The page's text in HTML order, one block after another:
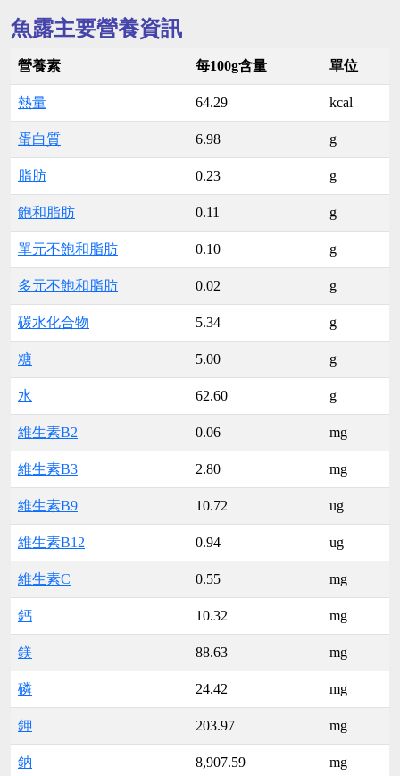
魚露主要營養資訊
營養素 每100g含量 單位
熱量 64.29 kcal
蛋白質 6.98 g
脂肪 0.23 g
飽和脂肪 0.11 g
單元不飽和脂肪 0.10 g
多元不飽和脂肪 0.02 g
碳水化合物 5.34 g
糖 5.00 g
水 62.60 g
維生素B2 0.06 mg
維生素B3 2.80 mg
維生素B9 10.72 ug
維生素B12 0.94 ug
維生素C 0.55 mg
鈣 10.32 mg
鎂 88.63 mg
磷 24.42 mg
鉀 203.97 mg
鈉 8,907.59 mg